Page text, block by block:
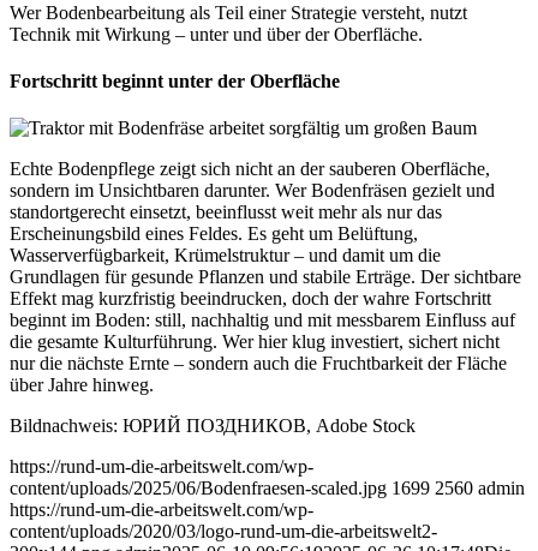
Wer Bodenbearbeitung als Teil einer Strategie versteht, nutzt
Technik mit Wirkung – unter und über der Oberfläche.
Fortschritt beginnt unter der Oberfläche
Echte Bodenpflege zeigt sich nicht an der sauberen Oberfläche,
sondern im Unsichtbaren darunter. Wer Bodenfräsen gezielt und
standortgerecht einsetzt, beeinflusst weit mehr als nur das
Erscheinungsbild eines Feldes. Es geht um Belüftung,
Wasserverfügbarkeit, Krümelstruktur – und damit um die
Grundlagen für gesunde Pflanzen und stabile Erträge. Der sichtbare
Effekt mag kurzfristig beeindrucken, doch der wahre Fortschritt
beginnt im Boden: still, nachhaltig und mit messbarem Einfluss auf
die gesamte Kulturführung. Wer hier klug investiert, sichert nicht
nur die nächste Ernte – sondern auch die Fruchtbarkeit der Fläche
über Jahre hinweg.
Bildnachweis: ЮРИЙ ПОЗДНИКОВ, Adobe Stock
https://rund-um-die-arbeitswelt.com/wp-
content/uploads/2025/06/Bodenfraesen-scaled.jpg 1699 2560 admin
https://rund-um-die-arbeitswelt.com/wp-
content/uploads/2020/03/logo-rund-um-die-arbeitswelt2-